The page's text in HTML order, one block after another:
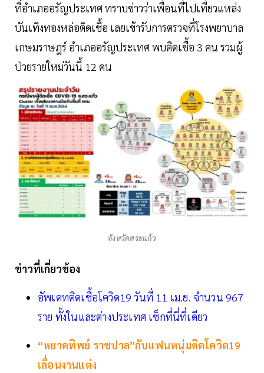
ที่อำเภออรัญประเทศ ทราบข่าวว่าเพื่อนที่ไปเที่ยวแหล่ง
บันเทิงทองหล่อติดเชื้อ เลยเข้ารับการตรวจที่โรงพยาบาล
เกษมราษฎร์ อำเภออรัญประเทศ พบติดเชื้อ 3 คน รวมผู้
ป่วยรายใหม่วันนี้ 12 คน
จังหวัดสระแก้ว
ข่าวที่เกี่ยวข้อง
อัพเดทติดเชื้อโควิด19 วันที่ 11 เม.ย. จำนวน 967
ราย ทั้งในและต่างประเทศ เช็กที่นี่ที่เดียว
“หยาดทิพย์ ราชปาล”กับแฟนหนุ่มติดโควิด19
เลื่อนงานแต่ง